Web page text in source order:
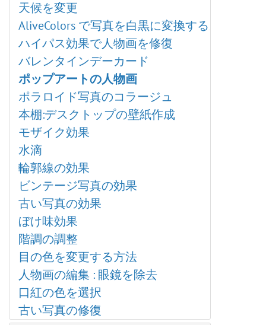
ディスト―ション
ぼかし効果
Points プラグイン
Enhancer プラグイン
Neon プラグイン
NatureArt プラグイン
LightShop プラグイン
HDRFactory プラグイン
AirBrush プラグイン
整列ツールのオプション
白黒による調整
しきい値による調整
反転による調整
色相/彩度の調整
明るさ/コントラストの調整
カーブでの調整
レベル補正
画像のサイズ変更
ピクセル化
シャドウとハイライト
シャープ効果
テクスチャ塗りつぶし
二階調
内蔵 プラグイン
外部プラグイン
覆い焼きツール
焼きこみツール
スポンジツール
詳細なブラシ設定
遠近法の切り取り
変形
スポイトツール
手のひらツール
ズームツール
ディテール
HSL/グレースケール
レンズ補正
プリセット
天候を変更
AliveColors で写真を白黒に変換する5つの方法
ハイパス効果で人物画を修復
バレンタインデーカード
ポップアートの人物画
ポラロイド写真のコラージュ
本棚:デスクトップの壁紙作成
モザイク効果
水滴
輪郭線の効果
ビンテージ写真の効果
古い写真の効果
ぼけ味効果
階調の調整
目の色を変更する方法
人物画の編集 : 眼鏡を除去
口紅の色を選択
古い写真の修復